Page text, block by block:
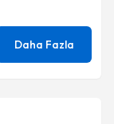
Daha Fazla